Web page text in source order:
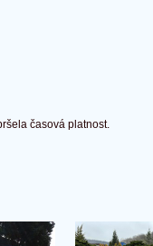
časová platnost.